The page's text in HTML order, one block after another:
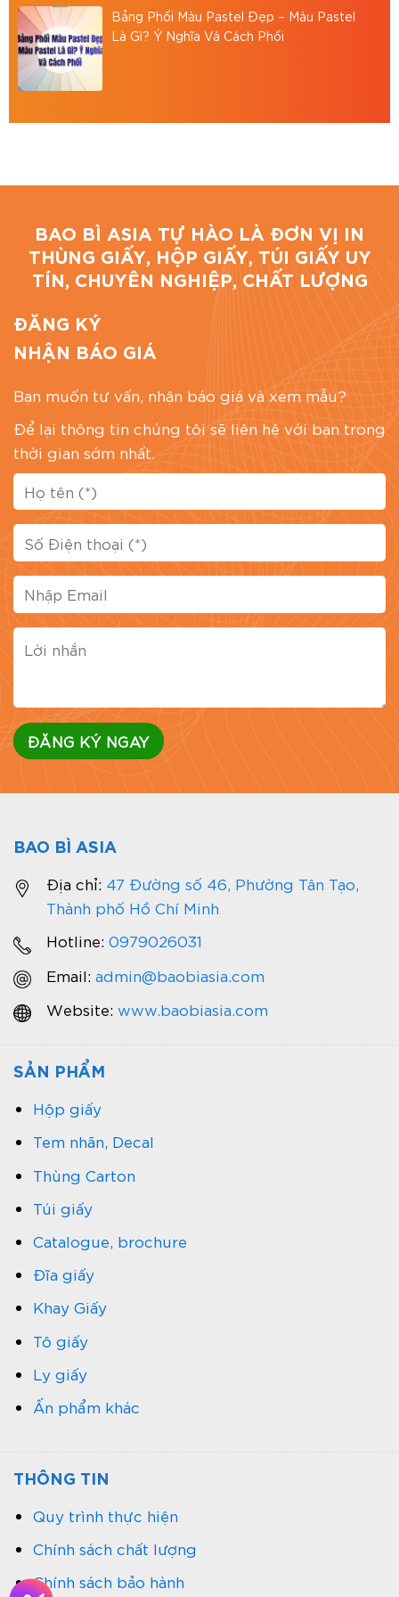
Hotline: 0867886811
Email: baobiasiavn@gmail.com
Website: https://baobiasia.com
Đánh giá bài viết
Bảng Phối Màu Pastel Đẹp – Màu Pastel
Là Gì? Ý Nghĩa Và Cách Phối
BAO BÌ ASIA TỰ HÀO LÀ ĐƠN VỊ IN
THÙNG GIẤY, HỘP GIẤY, TÚI GIẤY UY
TÍN, CHUYÊN NGHIỆP, CHẤT LƯỢNG
ĐĂNG KÝ
NHẬN BÁO GIÁ
Bạn muốn tư vấn, nhận báo giá và xem mẫu?
Để lại thông tin chúng tôi sẽ liên hệ với bạn trong
thời gian sớm nhất.
BAO BÌ ASIA
Địa chỉ: 47 Đường số 46, Phường Tân Tạo,
Thành phố Hồ Chí Minh
Hotline: 0979026031
Email: admin@baobiasia.com
Website: www.baobiasia.com
SẢN PHẨM
Hộp giấy
Tem nhãn, Decal
Thùng Carton
Túi giấy
Catalogue, brochure
Đĩa giấy
Khay Giấy
Tô giấy
Ly giấy
Ấn phẩm khác
THÔNG TIN
Quy trình thực hiện
Chính sách chất lượng
Chính sách bảo hành